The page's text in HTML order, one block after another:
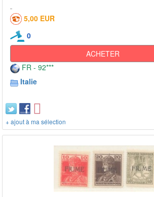
5,00 EUR
0
ACHETER
FR - 92***
Italie
+ ajout à ma sélection